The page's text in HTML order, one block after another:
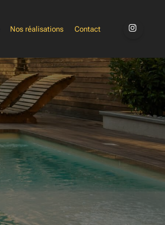
Nos réalisations Contact